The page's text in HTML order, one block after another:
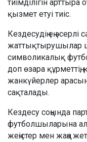
тиімділігін арттыра
қызмет етуі тиіс.
Кездесудің ең
жаттықтырушылар
символикалық
доп өзара
жанкүйерлер
сақталады.
Кездесу соңында
футболшыларына
жеңістер мен жаңа